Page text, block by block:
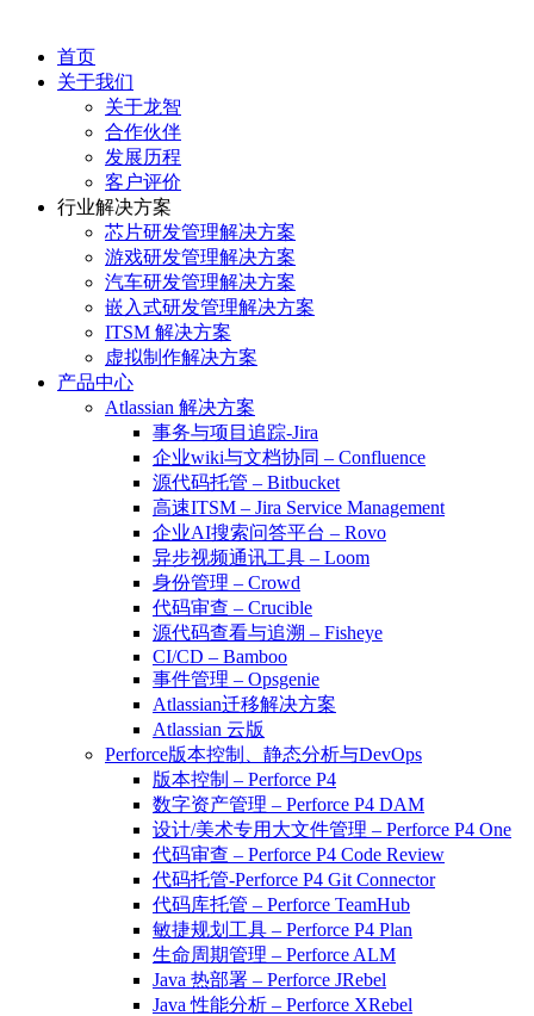
首页
关于我们
关于龙智
合作伙伴
发展历程
客户评价
行业解决方案
芯片研发管理解决方案
游戏研发管理解决方案
汽车研发管理解决方案
嵌入式研发管理解决方案
ITSM 解决方案
虚拟制作解决方案
产品中心
Atlassian 解决方案
事务与项目追踪-Jira
企业wiki与文档协同 – Confluence
源代码托管 – Bitbucket
高速ITSM – Jira Service Management
企业AI搜索问答平台 – Rovo
异步视频通讯工具 – Loom
身份管理 – Crowd
代码审查 – Crucible
源代码查看与追溯 – Fisheye
CI/CD – Bamboo
事件管理 – Opsgenie
Atlassian迁移解决方案
Atlassian 云版
Perforce版本控制、静态分析与DevOps
版本控制 – Perforce P4
数字资产管理 – Perforce P4 DAM
设计/美术专用大文件管理 – Perforce P4 One
代码审查 – Perforce P4 Code Review
代码托管-Perforce P4 Git Connector
代码库托管 – Perforce TeamHub
敏捷规划工具 – Perforce P4 Plan
生命周期管理 – Perforce ALM
Java 热部署 – Perforce JRebel
Java 性能分析 – Perforce XRebel